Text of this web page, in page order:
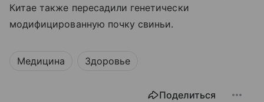
Китае также пересадили генетически
модифицированную почку свиньи.
Медицина Здоровье
Поделиться